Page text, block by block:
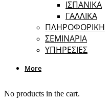
ΙΣΠΑΝΙΚΑ
ΓΑΛΛΙΚΑ
ΠΛΗΡΟΦΟΡΙΚΗ
ΣΕΜΙΝΑΡΙΑ
ΥΠΗΡΕΣΙΕΣ
More
No products in the cart.